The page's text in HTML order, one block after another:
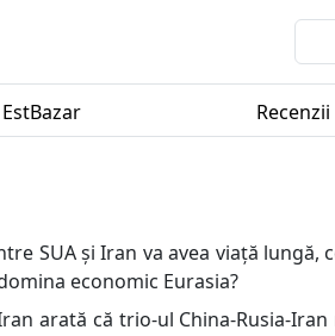
EstBazar Recenzii
SUA și Iran va avea viață lungă,
economic Eurasia?
arată că trio-ul China-Rusia-